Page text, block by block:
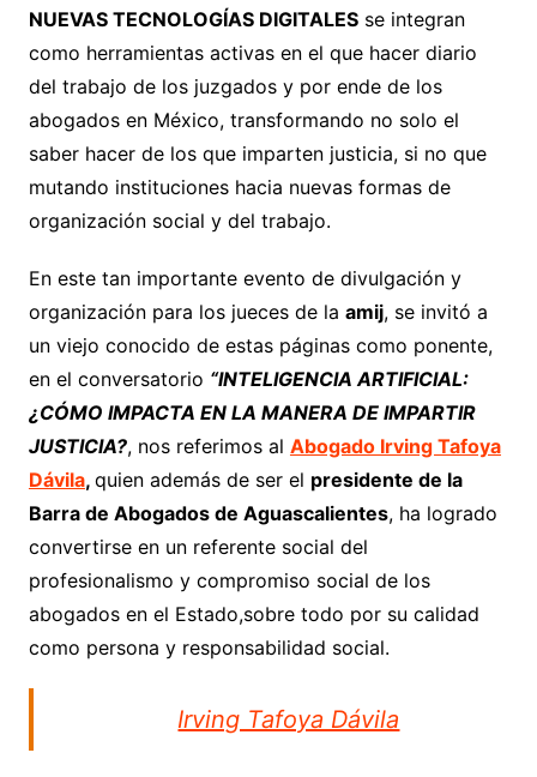
NUEVAS TECNOLOGÍAS DIGITALESse integran
como herramientas activas en el que hacer diario
del trabajo de los juzgados y por ende de los
abogados en México, transformando no solo el
saber hacer de los que imparten justicia, si no que
mutando instituciones hacia nuevas formas de
organización social y del trabajo.
En este tan importante evento de divulgación y
organización para los jueces de la amij, se invitó a
un viejo conocido de estas páginas como ponente,
en el conversatorio “INTELIGENCIA ARTIFICIAL:
¿CÓMO IMPACTA EN LA MANERA DE IMPARTIR
JUSTICIA?, nos referimos al Abogado Irving Tafoya
Dávila, quien además de ser el presidente de la
Barra de Abogados de Aguascalientes, ha logrado
convertirse en un referente social del
profesionalismo y compromiso social de los
abogados en el Estado,sobre todo por su calidad
como persona y responsabilidad social.
Irving Tafoya Dávila